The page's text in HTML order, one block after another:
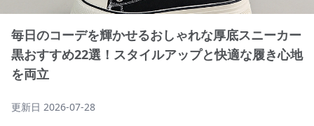
毎日のコーデを輝かせるおしゃれな厚底スニーカー
黒おすすめ22選！スタイルアップと快適な履き心地
を両立
更新日 2026-07-28